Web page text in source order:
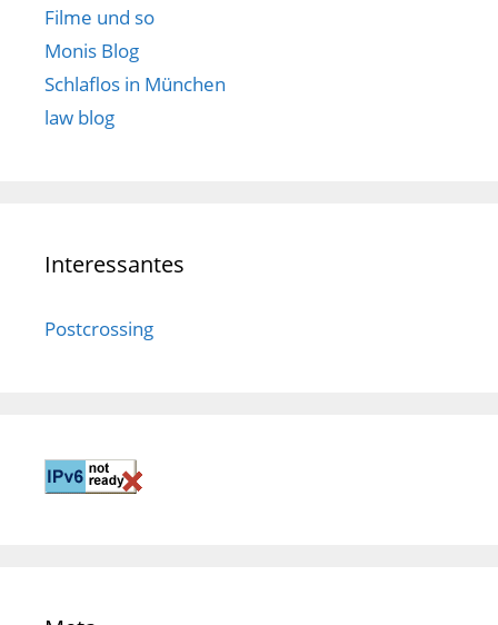
Filme und so
Monis Blog
Schlaflos in München
law blog
Interessantes
Postcrossing